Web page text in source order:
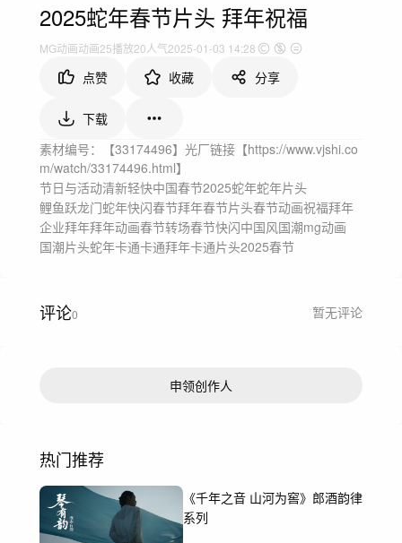
2025蛇年春节片头 拜年祝福
MG动画动画25播放20人气2025-01-03 14:28
点赞 收藏 分享
下载
素材编号：【33174496】光厂链接【https://www.vjshi.co
m/watch/33174496.html】
节日与活动清新轻快中国春节2025蛇年蛇年片头
鲤鱼跃龙门蛇年快闪春节拜年春节片头春节动画祝福拜年
企业拜年拜年动画春节转场春节快闪中国风国潮mg动画
国潮片头蛇年卡通卡通拜年卡通片头2025春节
评论0 暂无评论
申领创作人
热门推荐
《千年之音 山河为窖》郎酒韵律
系列